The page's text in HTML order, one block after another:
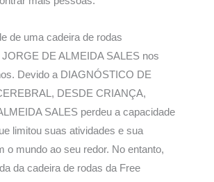
de uma cadeira de rodas
DE ALMEIDA SALES nos
Devido a DIAGNÓSTICO DE
DESDE CRIANÇA,
SALES perdeu a capacidade
limitou suas atividades e sua
o mundo ao seu redor. No entanto,
da cadeira de rodas da Free